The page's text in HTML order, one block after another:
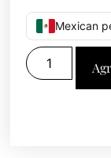
Mexican